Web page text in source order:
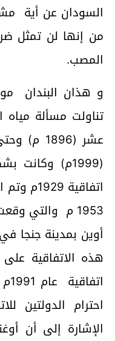
السودان عن أية
من إنها لن تمثل
المصب.
و هذان البندان
تناولت مسألة مياه
عشر
(1999م)
اتفاقية
1953 م والتي
أوين بمدينة جنجا
هذه الاتفاقية
احترام الدولتين
الإشارة إلى أن